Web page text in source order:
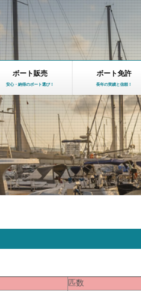
ボート販売
安心・納得のボート選び！
ボート免許
長年の実績と信頼！
匹数